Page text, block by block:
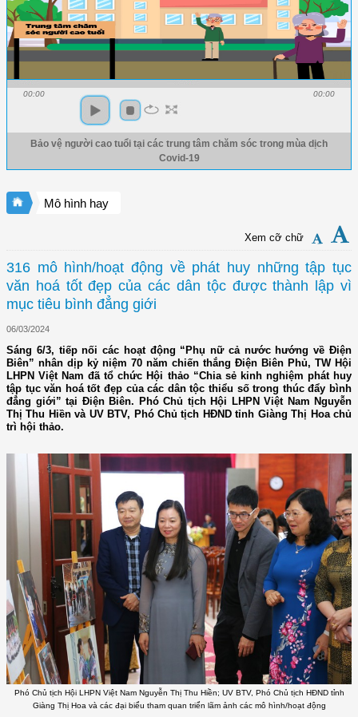
00:00 00:00
Bảo vệ người cao tuổi tại các trung tâm chăm sóc trong mùa dịch
Covid-19
Mô hình hay
Xem cỡ chữ
316 mô hình/hoạt động về phát huy những tập tục
văn hoá tốt đẹp của các dân tộc được thành lập vì
mục tiêu bình đẳng giới
06/03/2024
Sáng 6/3, tiếp nối các hoạt động “Phụ nữ cả nước hướng về Điện
Biên” nhân dịp kỷ niệm 70 năm chiến thắng Điện Biên Phủ, TW Hội
LHPN Việt Nam đã tổ chức Hội thảo “Chia sẻ kinh nghiệm phát huy
tập tục văn hoá tốt đẹp của các dân tộc thiểu số trong thúc đẩy bình
đẳng giới” tại Điện Biên. Phó Chủ tịch Hội LHPN Việt Nam Nguyễn
Thị Thu Hiền và UV BTV, Phó Chủ tịch HĐND tỉnh Giàng Thị Hoa chủ
trì hội thảo.
Phó Chủ tịch Hội LHPN Việt Nam Nguyễn Thị Thu Hiền; UV BTV, Phó Chủ tịch HĐND tỉnh
Giàng Thị Hoa và các đại biểu tham quan triển lãm ảnh các mô hình/hoạt động